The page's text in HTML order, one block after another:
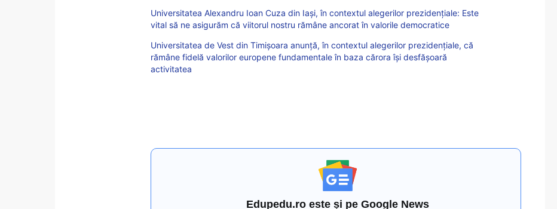
Universitatea Alexandru Ioan Cuza din Iași, în contextul alegerilor prezidențiale: Este
vital să ne asigurăm că viitorul nostru rămâne ancorat în valorile democratice
Universitatea de Vest din Timișoara anunță, în contextul alegerilor prezidențiale, că
rămâne fidelă valorilor europene fundamentale în baza cărora își desfășoară
activitatea
Edupedu.ro este și pe Google News